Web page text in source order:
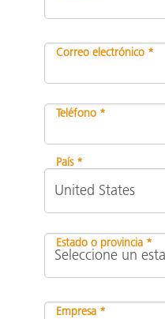
Correo electrónico *
Teléfono *
País *
Estado o provincia *
Empresa *